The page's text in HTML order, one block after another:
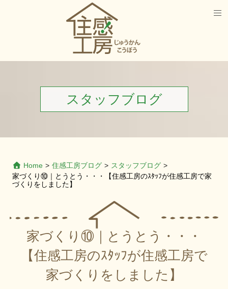
スタッフブログ
Home > 住感工房ブログ > スタッフブログ >
家づくり⑩｜とうとう・・・【住感工房のｽﾀｯﾌが住感工房で家
づくりをしました】
家づくり⑩｜とうとう・・・
【住感工房のｽﾀｯﾌが住感工房で
家づくりをしました】